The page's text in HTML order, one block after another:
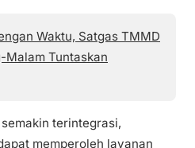
Waktu, Satgas TMMD
Malam Tuntaskan
terintegrasi,
memperoleh layanan